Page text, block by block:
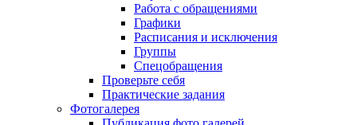
Работа с обращениями
Графики
Расписания и исключения
Группы
Спецобращения
Проверьте себя
Практические задания
Фотогалерея